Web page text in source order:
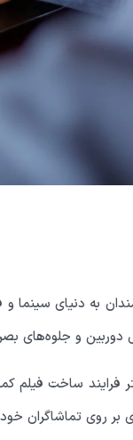
به دنیای
و جلوه‌های
ساخت فیلم
روی تماشاگران